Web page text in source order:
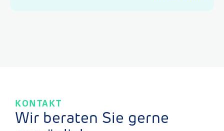
KONTAKT
Wir beraten Sie gerne